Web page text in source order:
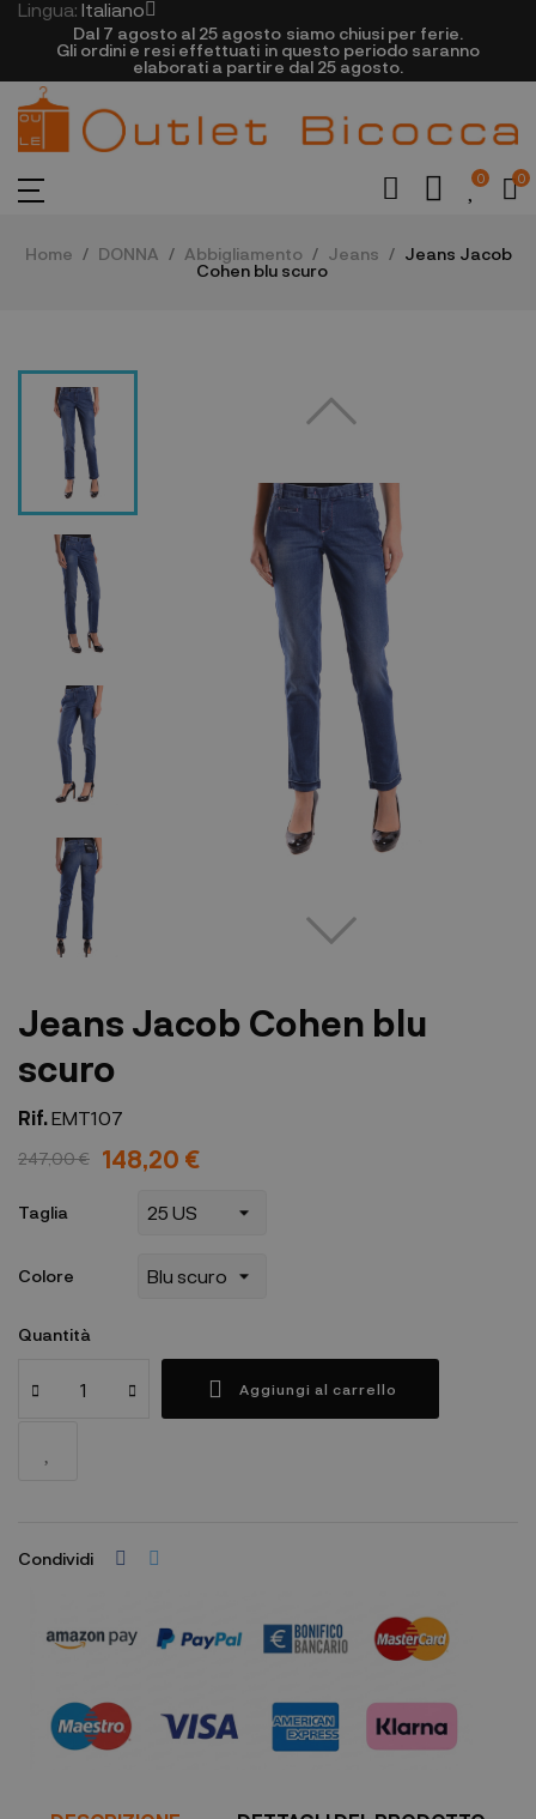
Lingua: Italiano
Dal 7 agosto al 25 agosto siamo chiusi per ferie.
Gli ordini e resi effettuati in questo periodo saranno
elaborati a partire dal 25 agosto.
0 0
Home DONNA Abbigliamento Jeans
Jeans Jacob
Cohen blu scuro
Jeans Jacob Cohen blu
scuro
Rif.EMT107
247,00 € 148,20 €
Taglia
Colore
Quantità
Aggiungi al carrello
Condividi